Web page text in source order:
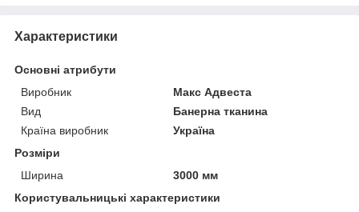
Характеристики
Основні атрибути
Виробник
Макс Адвеста
Вид
Банерна тканина
Країна виробник
Україна
Розміри
Ширина
3000 мм
Користувальницькі характеристики